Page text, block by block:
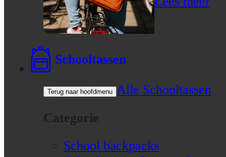
Schooltassen
Terug naar hoofdmenu Alle Schooltassen
Categorie
School backpacks